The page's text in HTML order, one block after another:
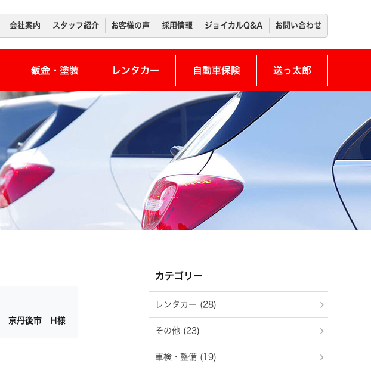
会社案内 スタッフ紹介 お客様の声 採用情報 ジョイカルQ&A お問い合わせ
鈑金・塗装 レンタカー 自動車保険 送っ太郎
京丹後市 H様
カテゴリー
レンタカー (28)
その他 (23)
車検・整備 (19)